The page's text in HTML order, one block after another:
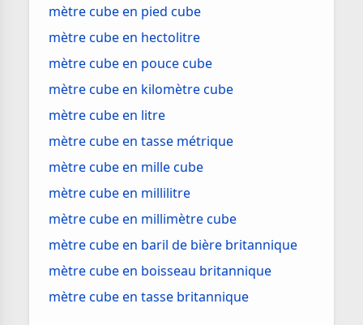
mètre cube en pied cube
mètre cube en hectolitre
mètre cube en pouce cube
mètre cube en kilomètre cube
mètre cube en litre
mètre cube en tasse métrique
mètre cube en mille cube
mètre cube en millilitre
mètre cube en millimètre cube
mètre cube en baril de bière britannique
mètre cube en boisseau britannique
mètre cube en tasse britannique